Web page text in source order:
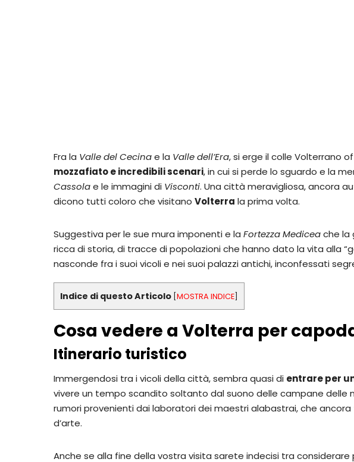
Fra la Valle del Cecinae la Valle dell’Era, si erge il colle Volterrano
mozzafiato e incredibili scenari, in cui si perde lo sguardo e la
Cassolae le immagini di Visconti. Una città meravigliosa, ancora
dicono tutti coloro che visitano Volterra la prima volta.
Suggestiva per le sue mura imponenti e la Fortezza Mediceache la
ricca di storia, di tracce di popolazioni che hanno dato la vita alla
nasconde fra i suoi vicoli e nei suoi palazzi antichi, inconfessati
Indice di questo Articolo MOSTRA INDICE
Cosa vedere a Volterra per
Itinerario turistico
Immergendosi tra i vicoli della città, sembra quasi di entrare per
vivere un tempo scandito soltanto dal suono delle campane delle
rumori provenienti dai laboratori dei maestri alabastrai, che
d’arte.
Anche se alla fine della vostra visita sarete indecisi tra considerare